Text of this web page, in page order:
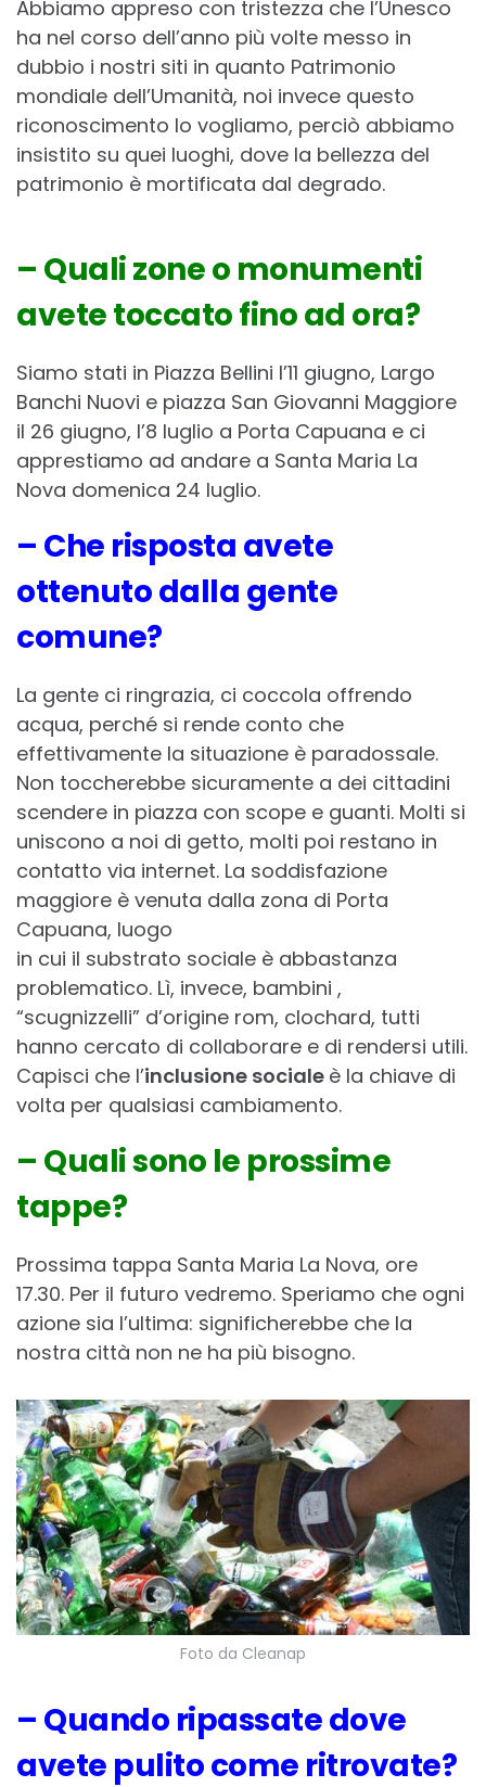
Abbiamo appreso con tristezza che l’Unesco
ha nel corso dell’anno più volte messo in
dubbio i nostri siti in quanto Patrimonio
mondiale dell’Umanità, noi invece questo
riconoscimento lo vogliamo, perciò abbiamo
insistito su quei luoghi, dove la bellezza del
patrimonio è mortificata dal degrado.
– Quali zone o monumenti
avete toccato fino ad ora?
Siamo stati in Piazza Bellini l’11 giugno, Largo
Banchi Nuovi e piazza San Giovanni Maggiore
il 26 giugno, l’8 luglio a Porta Capuana e ci
apprestiamo ad andare a Santa Maria La
Nova domenica 24 luglio.
– Che risposta avete
ottenuto dalla gente
comune?
La gente ci ringrazia, ci coccola offrendo
acqua, perché si rende conto che
effettivamente la situazione è paradossale.
Non toccherebbe sicuramente a dei cittadini
scendere in piazza con scope e guanti. Molti si
uniscono a noi di getto, molti poi restano in
contatto via internet. La soddisfazione
maggiore è venuta dalla zona di Porta
Capuana, luogo
in cui il substrato sociale è abbastanza
problematico. Lì, invece, bambini ,
“scugnizzelli” d’origine rom, clochard, tutti
hanno cercato di collaborare e di rendersi utili.
Capisci che l’inclusione sociale è la chiave di
volta per qualsiasi cambiamento.
– Quali sono le prossime
tappe?
Prossima tappa Santa Maria La Nova, ore
17.30. Per il futuro vedremo. Speriamo che ogni
azione sia l’ultima: significherebbe che la
nostra città non ne ha più bisogno.
Foto da Cleanap
– Quando ripassate dove
avete pulito come ritrovate?